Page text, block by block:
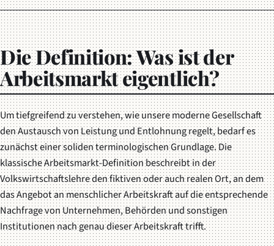
Die Definition: Was ist der
Arbeitsmarkt eigentlich?
Um tiefgreifend zu verstehen, wie unsere moderne Gesellschaft
den Austausch von Leistung und Entlohnung regelt, bedarf es
zunächst einer soliden terminologischen Grundlage. Die
klassische Arbeitsmarkt-Definition beschreibt in der
Volkswirtschaftslehre den fiktiven oder auch realen Ort, an dem
das Angebot an menschlicher Arbeitskraft auf die entsprechende
Nachfrage von Unternehmen, Behörden und sonstigen
Institutionen nach genau dieser Arbeitskraft trifft.